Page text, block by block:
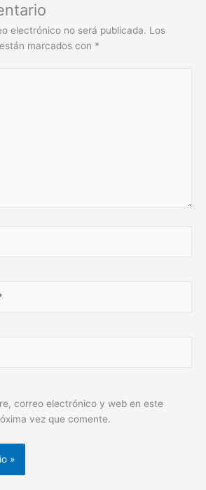
electrónico no será publicada. Los
marcados con *
correo electrónico y web en este
vez que comente.